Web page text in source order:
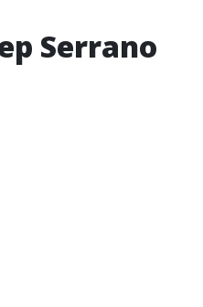
Serrano